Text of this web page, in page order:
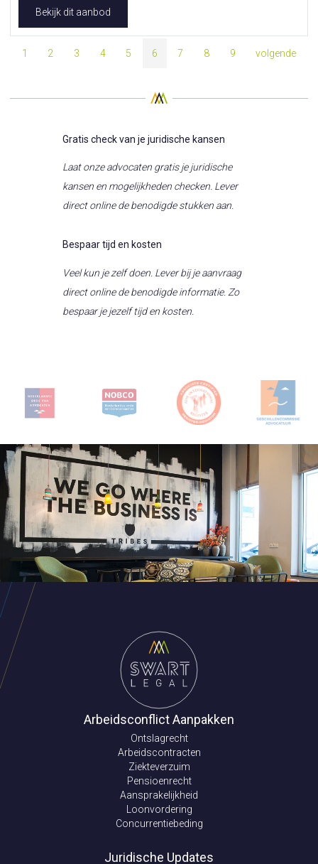
Bekijk dit aanbod
1 2 3 4 5 6 7 8 9 volgende
Gratis check van je juridische kansen
Laat onze advocaten gratis je juridische
kansen en mogelijkheden checken. Lever
direct online de benodigde stukken aan.
Bespaar tijd en kosten
Veel kun je zelf doen. Lever bij je aanvraag
direct online de benodigde informatie. Zo
bespaar je jezelf tijd en kosten.
Arbeidsconflict Aanpakken
Ontslagrecht
Arbeidscontracten
Ziekteverzuim
Pensioenrecht
Aansprakelijkheid
Loonvordering
Concurrentiebeding
Juridische Updates